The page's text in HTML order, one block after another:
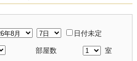
日付未定
部屋数 室